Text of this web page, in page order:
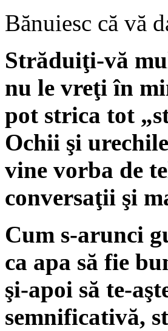
Bănuiesc că vă
Stră­duiţi-vă
nu le vreţi în
pot strica tot
Ochii şi
vine vorba de
conversaţii şi
Cum s-arunci
ca apa să fie
şi-apoi să te-
semnificativă,